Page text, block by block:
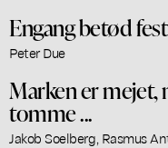
Engang betød
Peter Due
Marken er mejet,
tomme ...
Jakob Soelberg, Rasmus